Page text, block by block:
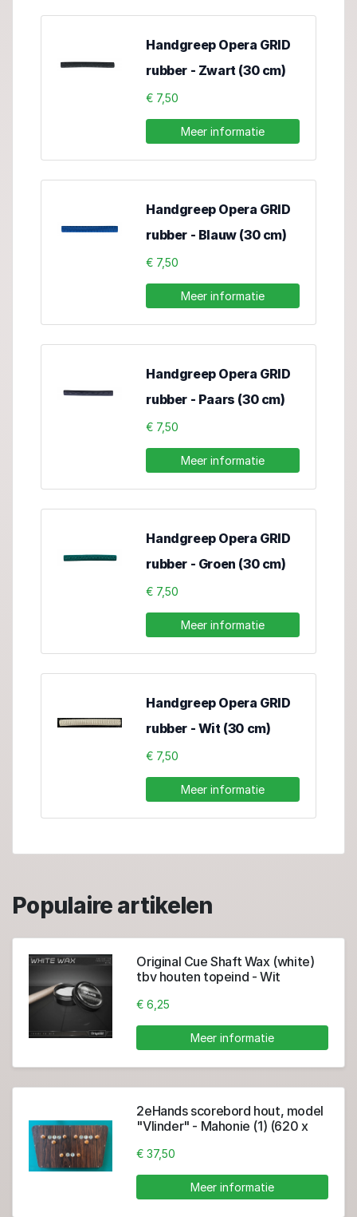
Handgreep Opera GRID
rubber - Zwart (30 cm)
€ 7,50
Meer informatie
Handgreep Opera GRID
rubber - Blauw (30 cm)
€ 7,50
Meer informatie
Handgreep Opera GRID
rubber - Paars (30 cm)
€ 7,50
Meer informatie
Handgreep Opera GRID
rubber - Groen (30 cm)
€ 7,50
Meer informatie
Handgreep Opera GRID
rubber - Wit (30 cm)
€ 7,50
Meer informatie
Populaire artikelen
Original Cue Shaft Wax (white)
tbv houten topeind - Wit
€ 6,25
Meer informatie
2eHands scorebord hout, model
"Vlinder" - Mahonie (1) (620 x
€ 37,50
Meer informatie